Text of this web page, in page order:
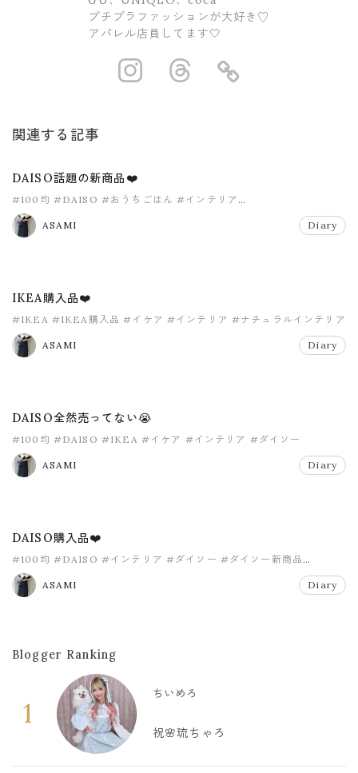
プチプラファッションが大好き♡
アパレル店員してます🤍
https://https://
関連する記事
DAISO話題の新商品❤️
#100均 #DAISO #おうちごはん #インテリア
#コーヒーティラミスフラペチーノ
ASAMI
Diary
IKEA購入品❤️
#IKEA #IKEA購入品 #イケア #インテリア #ナチュラルインテリア
#プチプラ
ASAMI
Diary
DAISO全然売ってない😭
#100均 #DAISO #IKEA #イケア #インテリア #ダイソー
ASAMI Diary
DAISO購入品❤️
#100均 #DAISO #インテリア #ダイソー #ダイソー新商品
#プチプラ
ASAMI
Diary
Blogger Ranking
1
ちいめろ
祝🌸琉ちゃろ